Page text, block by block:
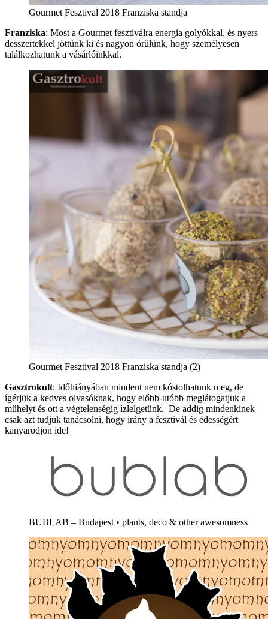
Gourmet Fesztival 2018 Franziska standja
Franziska: Most a Gourmet fesztiválra energia golyókkal, és nyers
desszertekkel jöttünk ki és nagyon örülünk, hogy személyesen
találkozhatunk a vásárlóinkkal.
Gourmet Fesztival 2018 Franziska standja (2)
Gasztrokult: Időhiányában mindent nem kóstolhatunk meg, de
ígérjük a kedves olvasóknak, hogy előbb-utóbb meglátogatjuk a
műhelyt és ott a végtelenségig ízlelgetünk. De addig mindenkinek
csak azt tudjuk tanácsolni, hogy irány a fesztivál és édességért
kanyarodjon ide!
BUBLAB – Budapest • plants, deco & other awesomness